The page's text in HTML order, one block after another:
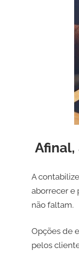
A
aborrecer e
não faltam.
Opções de
pelos